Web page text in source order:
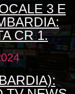
3 E
CR 1.